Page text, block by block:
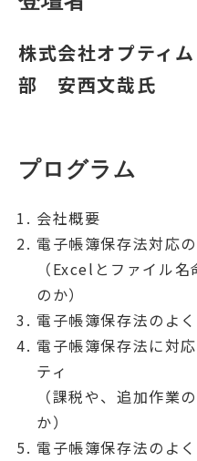
株式会社オプティ
部 安西文哉氏
プログラム
会社概要
電子帳簿保存法対応
（Excelとファイル
のか）
電子帳簿保存法のよ
電子帳簿保存法に対
ティ
（課税や、追加作業
か）
電子帳簿保存法のよ